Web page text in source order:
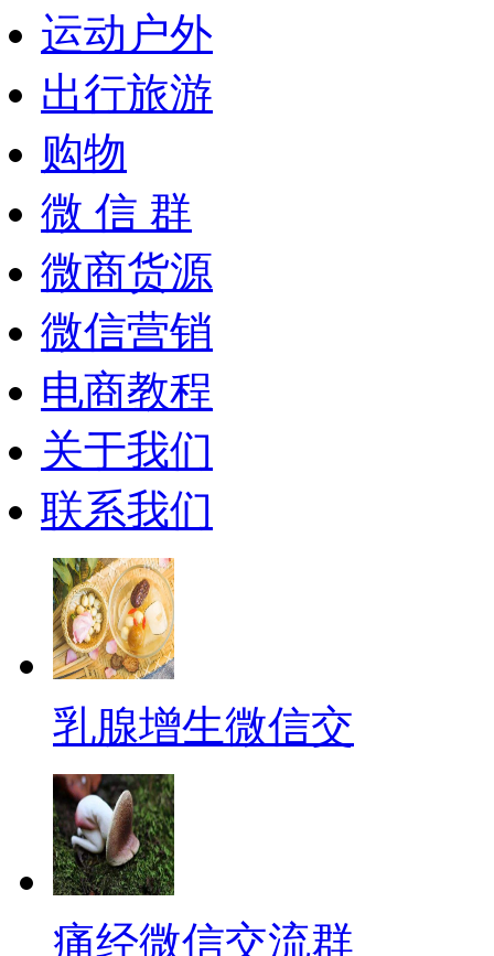
运动户外
出行旅游
购物
微 信 群
微商货源
微信营销
电商教程
关于我们
联系我们
乳腺增生微信交
痛经微信交流群